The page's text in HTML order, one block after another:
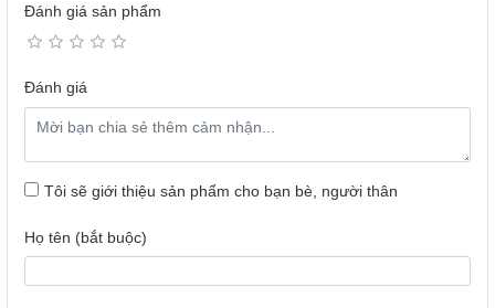
thị sống động và chân thực với công nghệ Color Mapping
tiên tiến.
Đánh giá sản phẩm
Đánh giá
Tôi sẽ giới thiệu sản phẩm cho bạn bè, người thân
Họ tên (bắt buộc)